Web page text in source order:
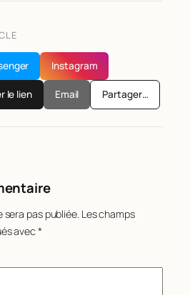
Instagram
le lien Email Partager…
pas publiée. Les champs
avec *